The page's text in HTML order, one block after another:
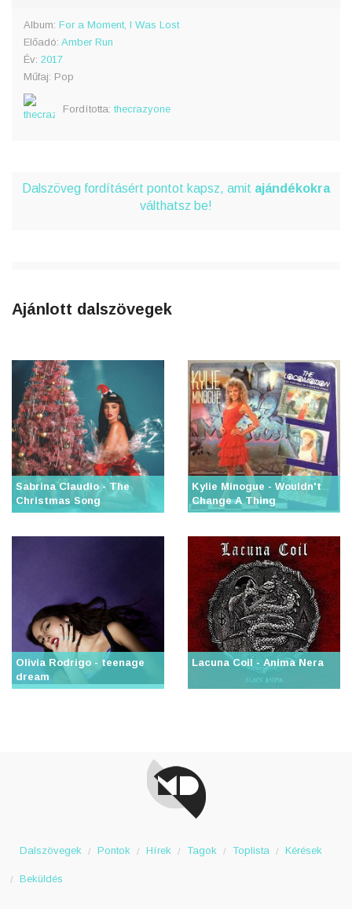
Album: For a Moment, I Was Lost
Előadó: Amber Run
Év: 2017
Műfaj: Pop
Fordította: thecrazyone
Dalszöveg fordításért pontot kapsz, amit ajándékokra
válthatsz be!
Ajánlott dalszövegek
Sabrina Claudio - The
Christmas Song
Kylie Minogue - Wouldn't
Change A Thing
Olivia Rodrigo - teenage
dream
Lacuna Coil - Anima Nera
Dalszövegek Pontok Hírek Tagok Toplista Kérések
Beküldés